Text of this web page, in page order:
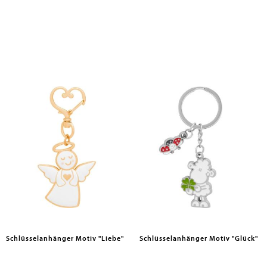
Schlüsselanhänger Motiv "Liebe" Schlüsselanhänger Motiv "Glück"